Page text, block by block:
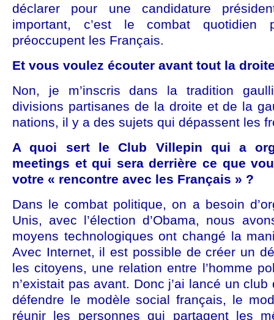
déclarer pour une candidature
important, c’est le combat
préoccupent les Français.
Et vous voulez écouter avant tout la
Non, je m’inscris dans la tradition
divisions partisanes de la droite et de la
nations, il y a des sujets qui dépassent les
A quoi sert le Club Villepin qui a
meetings et qui sera derrière ce que
votre « rencontre avec les Français » ?
Dans le combat politique, on a besoin
Unis, avec l’élection d’Obama, nous
moyens technologiques ont changé la
Avec Internet, il est possible de créer un
les citoyens, une relation entre l’homme
n’existait pas avant. Donc j’ai lancé un
défendre le modèle social français, le
réunir les personnes qui partagent les